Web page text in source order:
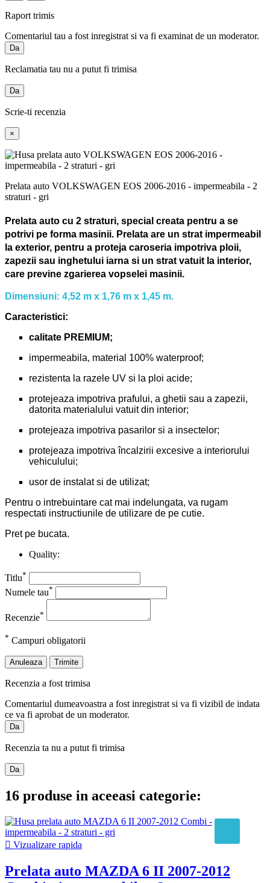
Raport trimis
Comentariul tau a fost inregistrat si va fi examinat de un moderator.
Da
Reclamatia tau nu a putut fi trimisa
Da
Scrie-ti recenzia
×
Prelata auto VOLKSWAGEN EOS 2006-2016 - impermeabila - 2
straturi - gri
Prelata auto cu 2 straturi, special creata pentru a se
potrivi pe forma masinii. Prelata are un strat impermeabil
la exterior, pentru a proteja caroseria impotriva ploii,
zapezii sau inghetului iarna si un strat vatuit la interior,
care previne zgarierea vopselei masinii.
Dimensiuni: 4,52 m x 1,76 m x 1,45 m.
Caracteristici:
calitate PREMIUM;
impermeabila, material 100% waterproof;
rezistenta la razele UV si la ploi acide;
protejeaza impotriva prafului, a ghetii sau a zapezii,
datorita materialului vatuit din interior;
protejeaza impotriva pasarilor si a insectelor;
protejeaza impotriva încalzirii excesive a interiorului
vehiculului;
usor de instalat si de utilizat;
Pentru o intrebuintare cat mai indelungata, va rugam
respectati instructiunile de utilizare de pe cutie.
Pret pe bucata.
Quality:
Titlu*
Numele tau*
Recenzie*
* Campuri obligatorii
Anuleaza Trimite
Recenzia a fost trimisa
Comentariul dumeavoastra a fost inregistrat si va fi vizibil de indata
ce va fi aprobat de un moderator.
Da
Recenzia ta nu a putut fi trimisa
Da
16 produse in aceeasi categorie:
 Vizualizare rapida
Prelata auto MAZDA 6 II 2007-2012